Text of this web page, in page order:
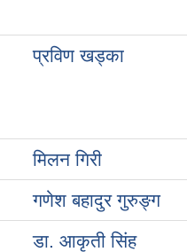
प्रविण खड्का
मिलन गिरी
गणेश बहादुर गुरुङ्ग
डा. आकृती सिंह